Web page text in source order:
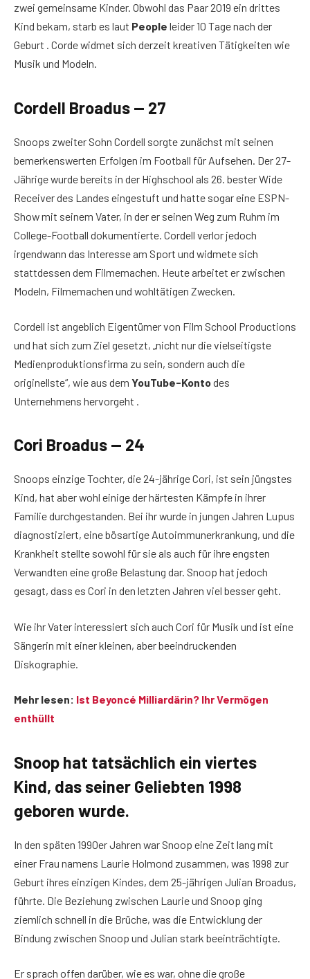
zwei gemeinsame Kinder. Obwohl das Paar 2019 ein drittes
Kind bekam, starb es laut People leider 10 Tage nach der
Geburt . Corde widmet sich derzeit kreativen Tätigkeiten wie
Musik und Modeln.
Cordell Broadus — 27
Snoops zweiter Sohn Cordell sorgte zunächst mit seinen
bemerkenswerten Erfolgen im Football für Aufsehen. Der 27-
Jährige wurde bereits in der Highschool als 26. bester Wide
Receiver des Landes eingestuft und hatte sogar eine ESPN-
Show mit seinem Vater, in der er seinen Weg zum Ruhm im
College-Football dokumentierte. Cordell verlor jedoch
irgendwann das Interesse am Sport und widmete sich
stattdessen dem Filmemachen. Heute arbeitet er zwischen
Modeln, Filmemachen und wohltätigen Zwecken.
Cordell ist angeblich Eigentümer von Film School Productions
und hat sich zum Ziel gesetzt, „nicht nur die vielseitigste
Medienproduktionsfirma zu sein, sondern auch die
originellste“, wie aus dem YouTube-Kontodes
Unternehmens hervorgeht .
Cori Broadus — 24
Snoops einzige Tochter, die 24-jährige Cori, ist sein jüngstes
Kind, hat aber wohl einige der härtesten Kämpfe in ihrer
Familie durchgestanden. Bei ihr wurde in jungen Jahren Lupus
diagnostiziert, eine bösartige Autoimmunerkrankung, und die
Krankheit stellte sowohl für sie als auch für ihre engsten
Verwandten eine große Belastung dar. Snoop hat jedoch
gesagt, dass es Cori in den letzten Jahren viel besser geht.
Wie ihr Vater interessiert sich auch Cori für Musik und ist eine
Sängerin mit einer kleinen, aber beeindruckenden
Diskographie.
Mehr lesen: Ist Beyoncé Milliardärin? Ihr Vermögen
enthüllt
Snoop hat tatsächlich ein viertes
Kind, das seiner Geliebten 1998
geboren wurde.
In den späten 1990er Jahren war Snoop eine Zeit lang mit
einer Frau namens Laurie Holmond zusammen, was 1998 zur
Geburt ihres einzigen Kindes, dem 25-jährigen Julian Broadus,
führte. Die Beziehung zwischen Laurie und Snoop ging
ziemlich schnell in die Brüche, was die Entwicklung der
Bindung zwischen Snoop und Julian stark beeinträchtigte.
Er sprach offen darüber, wie es war, ohne die große